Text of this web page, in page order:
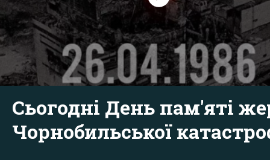
Сьогодні День пам'яті
Чорнобильської